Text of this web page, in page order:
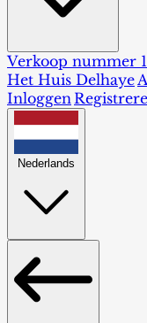
Verkoop nummer
Het Huis Delhaye
Inloggen
Nederlands